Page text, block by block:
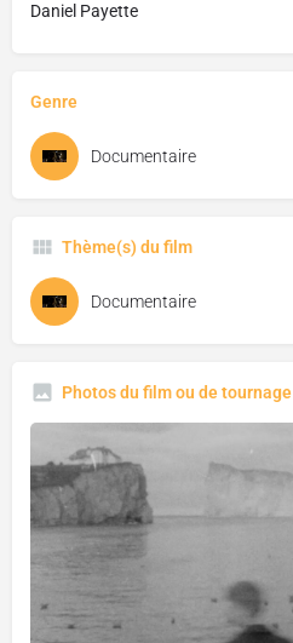
Daniel Payette
Genre
Documentaire
Thème(s) du film
Documentaire
Photos du film ou de tournage